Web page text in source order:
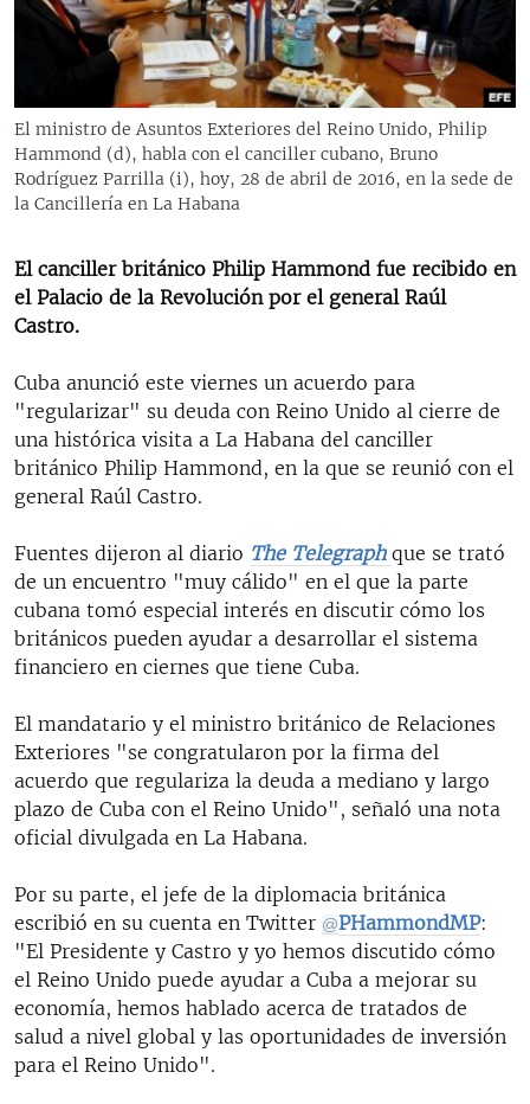
RADIO MARTÍ
ESPECIALES
ESPECIALES
LA REALIDAD DE LA VIVIENDA EN CUBA
SER VIEJO EN CUBA
LOS SANTOS DE HIALEAH
DESINFORMACIÓN RUSA EN AMÉRICA LATINA
MULTIMEDIA
EDITORIALES
SÍGUENOS
El ministro de Asuntos Exteriores del Reino Unido, Philip
Hammond (d), habla con el canciller cubano, Bruno
Rodríguez Parrilla (i), hoy, 28 de abril de 2016, en la sede de
la Cancillería en La Habana
El canciller británico Philip Hammond fue recibido en
el Palacio de la Revolución por el general Raúl
Castro.
Cuba anunció este viernes un acuerdo para
"regularizar" su deuda con Reino Unido al cierre de
una histórica visita a La Habana del canciller
británico Philip Hammond, en la que se reunió con el
general Raúl Castro.
Fuentes dijeron al diario The Telegraph que se trató
de un encuentro "muy cálido" en el que la parte
cubana tomó especial interés en discutir cómo los
británicos pueden ayudar a desarrollar el sistema
financiero en ciernes que tiene Cuba.
El mandatario y el ministro británico de Relaciones
Exteriores "se congratularon por la firma del
acuerdo que regulariza la deuda a mediano y largo
plazo de Cuba con el Reino Unido", señaló una nota
oficial divulgada en La Habana.
Por su parte, el jefe de la diplomacia británica
escribió en su cuenta en Twitter @PHammondMP:
"El Presidente y Castro y yo hemos discutido cómo
el Reino Unido puede ayudar a Cuba a mejorar su
economía, hemos hablado acerca de tratados de
salud a nivel global y las oportunidades de inversión
para el Reino Unido".